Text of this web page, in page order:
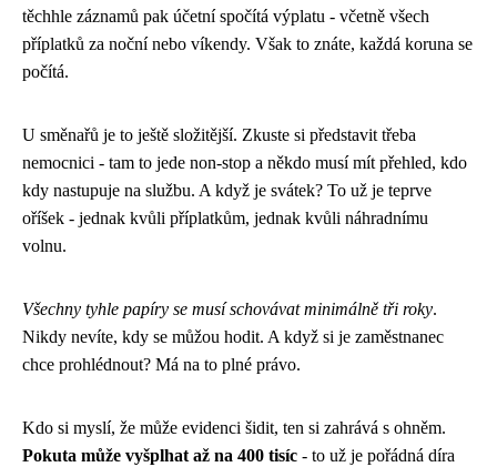
těchhle záznamů pak účetní spočítá výplatu - včetně všech
příplatků za noční nebo víkendy. Však to znáte, každá koruna se
počítá.
U směnařů je to ještě složitější. Zkuste si představit třeba
nemocnici - tam to jede non-stop a někdo musí mít přehled, kdo
kdy nastupuje na službu. A když je svátek? To už je teprve
oříšek - jednak kvůli příplatkům, jednak kvůli náhradnímu
volnu.
Všechny tyhle papíry se musí schovávat minimálně tři roky.
Nikdy nevíte, kdy se můžou hodit. A když si je zaměstnanec
chce prohlédnout? Má na to plné právo.
Kdo si myslí, že může evidenci šidit, ten si zahrává s ohněm.
Pokuta může vyšplhat až na 400 tisíc - to už je pořádná díra